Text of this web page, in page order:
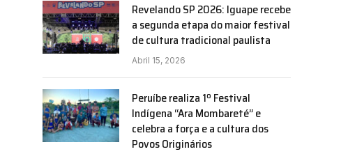
Revelando SP 2026: Iguape recebe
a segunda etapa do maior festival
de cultura tradicional paulista
Abril 15, 2026
Peruíbe realiza 1º Festival
Indígena “Ara Mombareté” e
celebra a força e a cultura dos
Povos Originários